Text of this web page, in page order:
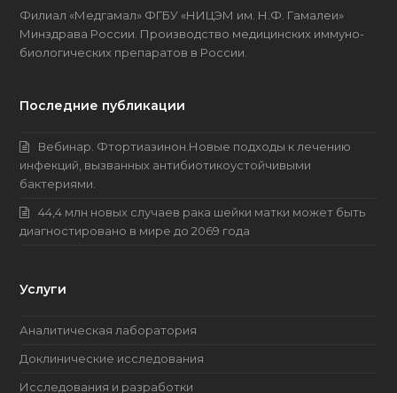
Филиал «Медгамал» ФГБУ «НИЦЭМ им. Н.Ф. Гамалеи»
Минздрава России. Производство медицинских имму­но­
биоло­гических препаратов в России.
Последние публикации
Вебинар. Фтортиазинон.Новые подходы к лечению
инфекций, вызванных антибиотикоустойчивыми
бактериями.
44,4 млн новых случаев рака шейки матки может быть
диагностировано в мире до 2069 года
Услуги
Аналитическая лаборатория
Доклинические исследования
Исследования и разработки